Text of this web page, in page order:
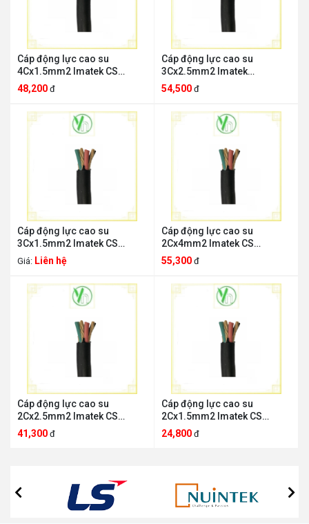
Cáp động lực cao su
4Cx1.5mm2 Imatek CS
4Cx1.5mm2
48,200 đ
Cáp động lực cao su
3Cx2.5mm2 Imatek
3Cx2.5mm2
54,500 đ
Cáp động lực cao su
3Cx1.5mm2 Imatek CS
3Cx1.5mm2
Giá: Liên hệ
Cáp động lực cao su
2Cx4mm2 Imatek CS
2Cx4mm2
55,300 đ
Cáp động lực cao su
2Cx2.5mm2 Imatek CS
2Cx2.5mm2
41,300 đ
Cáp động lực cao su
2Cx1.5mm2 Imatek CS
2Cx1.5mm2
24,800 đ